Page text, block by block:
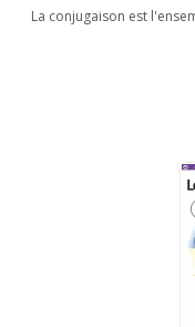
La conjugaison est